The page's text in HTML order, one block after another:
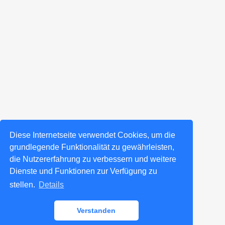
Diese Internetseite verwendet Cookies, um die
grundlegende Funktionalität zu gewährleisten,
die Nutzererfahrung zu verbessern und weitere
Dienste und Funktionen zur Verfügung zu
stellen. Details
Verstanden